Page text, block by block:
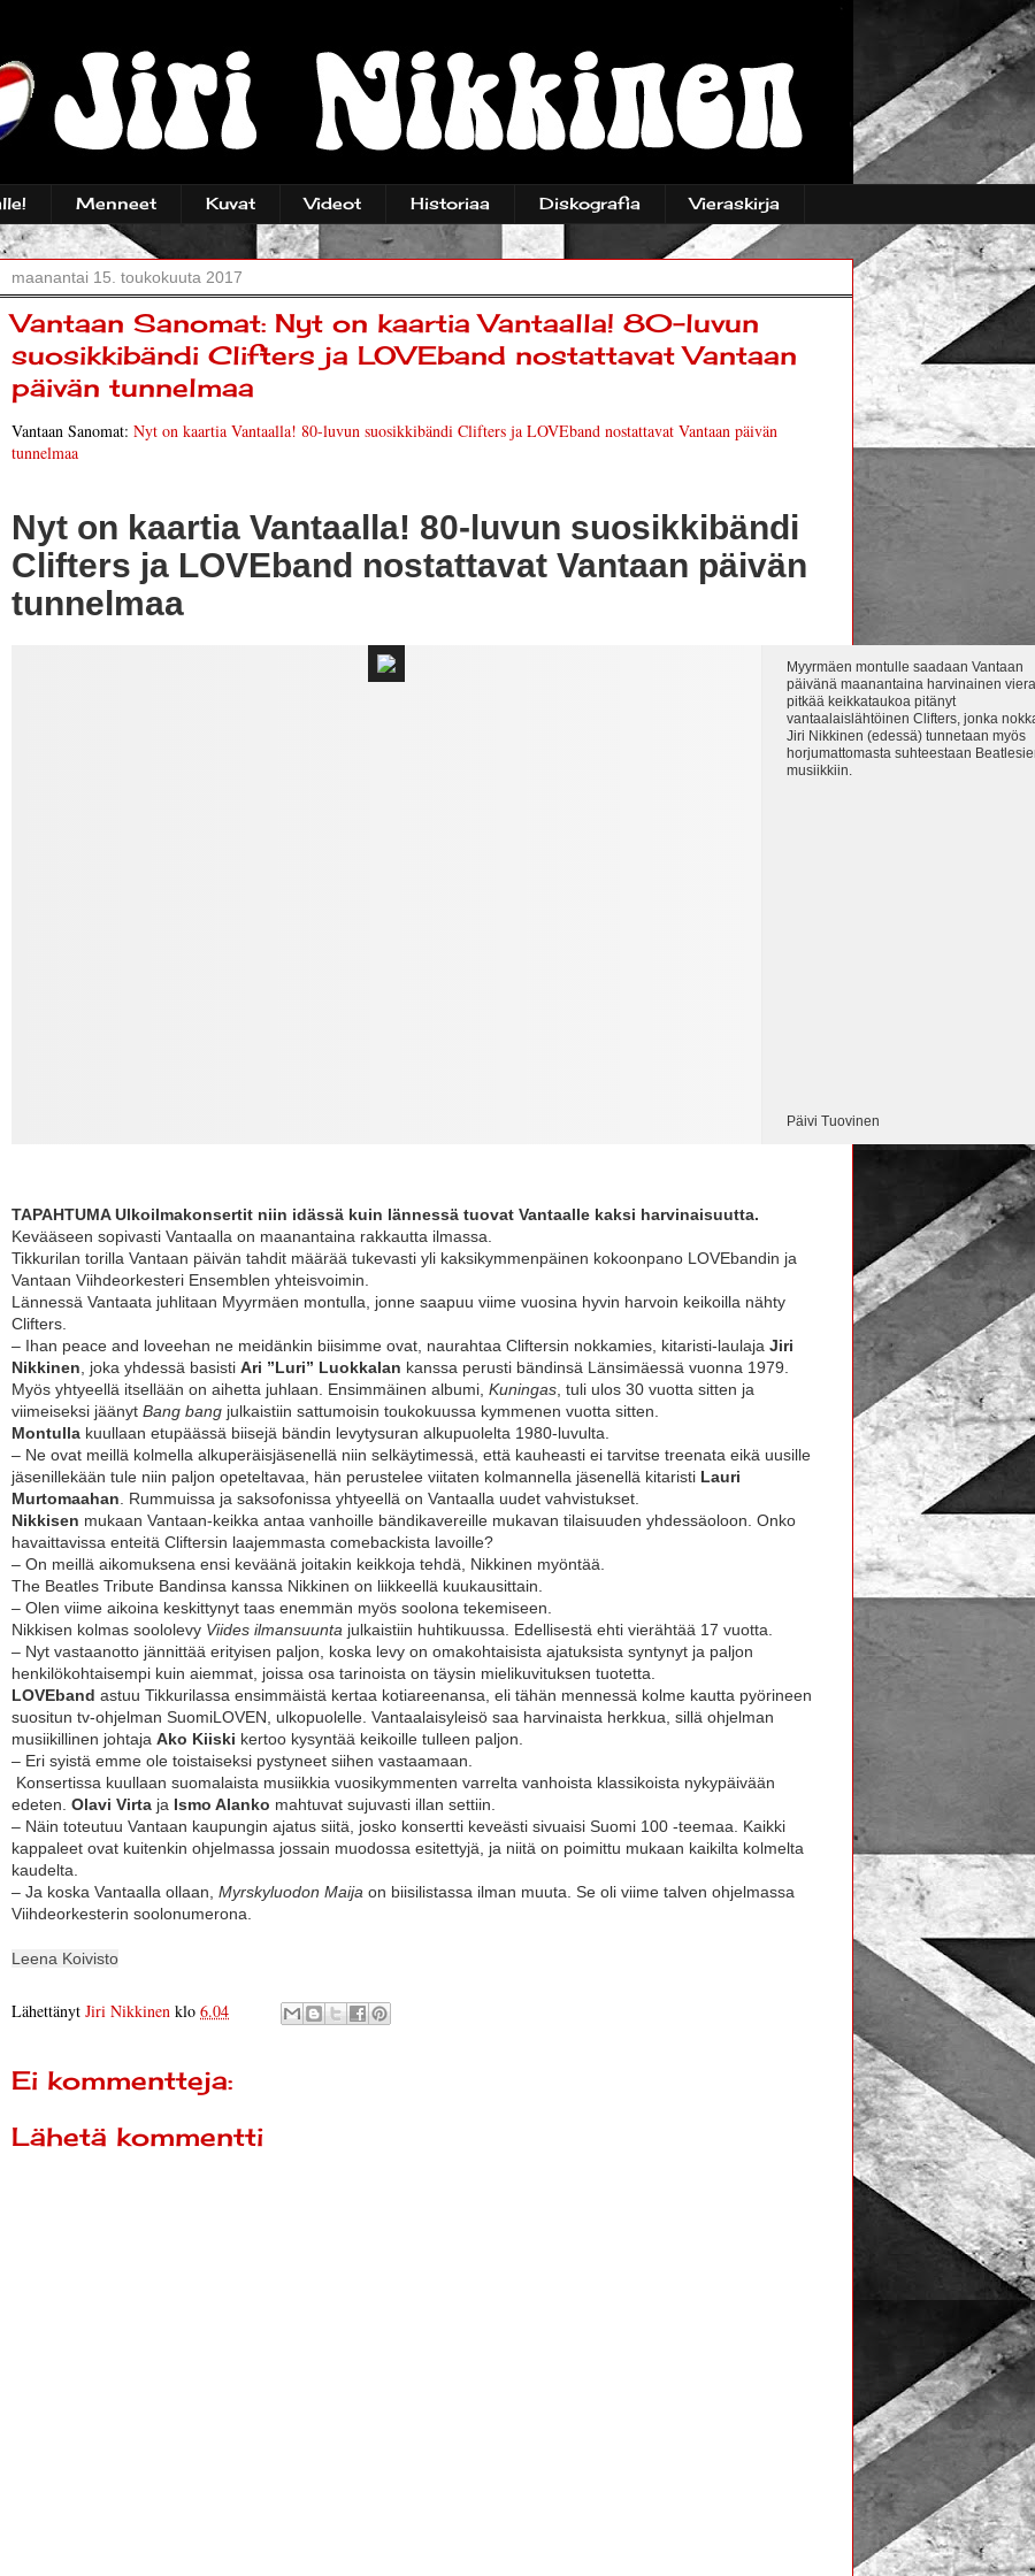
Menneet Kuvat Videot Historiaa Diskografia Vieraskirja
maanantai 15. toukokuuta 2017
Vantaan Sanomat: Nyt on kaartia Vantaalla! 80-luvun
suosikkibändi Clifters ja LOVEband nostattavat Vantaan
päivän tunnelmaa
Vantaan Sanomat: Nyt on kaartia Vantaalla! 80-luvun suosikkibändi Clifters ja LOVEband nostattavat Vantaan päivän
tunnelmaa
Nyt on kaartia Vantaalla! 80-luvun suosikkibändi
Clifters ja LOVEband nostattavat Vantaan päivän
tunnelmaa
Myyrmäen montulle saadaan Vantaan
päivänä maanantaina harvinainen
pitkää keikkataukoa pitänyt
vantaalaislähtöinen Clifters, jonka
Jiri Nikkinen (edessä) tunnetaan myös
horjumattomasta suhteestaan
musiikkiin.
Päivi Tuovinen
TAPAHTUMA Ulkoilmakonsertit niin idässä kuin lännessä tuovat Vantaalle kaksi harvinaisuutta.
Kevääseen sopivasti Vantaalla on maanantaina rakkautta ilmassa.
Tikkurilan torilla Vantaan päivän tahdit määrää tukevasti yli kaksikymmenpäinen kokoonpano LOVEbandin ja
Vantaan Viihdeorkesteri Ensemblen yhteisvoimin.
Lännessä Vantaata juhlitaan Myyrmäen montulla, jonne saapuu viime vuosina hyvin harvoin keikoilla nähty
Clifters.
– Ihan peace and loveehan ne meidänkin biisimme ovat, naurahtaa Cliftersin nokkamies, kitaristi-laulaja Jiri
Nikkinen, joka yhdessä basisti Ari ”Luri” Luokkalan kanssa perusti bändinsä Länsimäessä vuonna 1979.
Myös yhtyeellä itsellään on aihetta juhlaan. Ensimmäinen albumi, Kuningas, tuli ulos 30 vuotta sitten ja
viimeiseksi jäänyt Bang bang julkaistiin sattumoisin toukokuussa kymmenen vuotta sitten.
Montulla kuullaan etupäässä biisejä bändin levytysuran alkupuolelta 1980-luvulta.
– Ne ovat meillä kolmella alkuperäisjäsenellä niin selkäytimessä, että kauheasti ei tarvitse treenata eikä uusille
jäsenillekään tule niin paljon opeteltavaa, hän perustelee viitaten kolmannella jäsenellä kitaristi Lauri
Murtomaahan. Rummuissa ja saksofonissa yhtyeellä on Vantaalla uudet vahvistukset.
Nikkisen mukaan Vantaan-keikka antaa vanhoille bändikavereille mukavan tilaisuuden yhdessäoloon. Onko
havaittavissa enteitä Cliftersin laajemmasta comebackista lavoille?
– On meillä aikomuksena ensi keväänä joitakin keikkoja tehdä, Nikkinen myöntää.
The Beatles Tribute Bandinsa kanssa Nikkinen on liikkeellä kuukausittain.
– Olen viime aikoina keskittynyt taas enemmän myös soolona tekemiseen.
Nikkisen kolmas soololevy Viides ilmansuunta julkaistiin huhtikuussa. Edellisestä ehti vierähtää 17 vuotta.
– Nyt vastaanotto jännittää erityisen paljon, koska levy on omakohtaisista ajatuksista syntynyt ja paljon
henkilökohtaisempi kuin aiemmat, joissa osa tarinoista on täysin mielikuvituksen tuotetta.
LOVEband astuu Tikkurilassa ensimmäistä kertaa kotiareenansa, eli tähän mennessä kolme kautta pyörineen
suositun tv-ohjelman SuomiLOVEN, ulkopuolelle. Vantaalaisyleisö saa harvinaista herkkua, sillä ohjelman
musiikillinen johtaja Ako Kiiski kertoo kysyntää keikoille tulleen paljon.
– Eri syistä emme ole toistaiseksi pystyneet siihen vastaamaan.
Konsertissa kuullaan suomalaista musiikkia vuosikymmenten varrelta vanhoista klassikoista nykypäivään
edeten. Olavi Virta ja Ismo Alanko mahtuvat sujuvasti illan settiin.
– Näin toteutuu Vantaan kaupungin ajatus siitä, josko konsertti keveästi sivuaisi Suomi 100 -teemaa. Kaikki
kappaleet ovat kuitenkin ohjelmassa jossain muodossa esitettyjä, ja niitä on poimittu mukaan kaikilta kolmelta
kaudelta.
– Ja koska Vantaalla ollaan, Myrskyluodon Maija on biisilistassa ilman muuta. Se oli viime talven ohjelmassa
Viihdeorkesterin soolonumerona.
Leena Koivisto
Lähettänyt Jiri Nikkinen klo 6.04
Ei kommentteja:
Lähetä kommentti